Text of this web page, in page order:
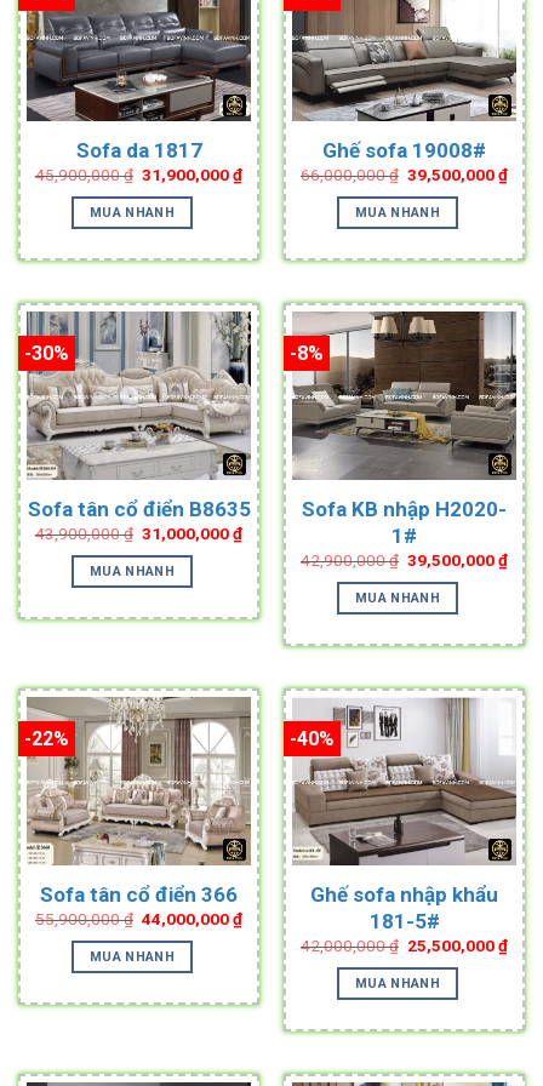
Sofa da 1817
45,900,000₫ Original
price
was:
45,900,000 ₫.
31,900,000₫Current
price
is:
31,900,000 ₫.
MUA NHANH
Ghế sofa 19008#
66,000,000₫ Original
price
was:
66,000,000 ₫.
39,500,000₫
price
is:
MUA NHANH
-30%
Sofa tân cổ điển B8635
43,900,000₫ Original
price
was:
43,900,000 ₫.
31,000,000₫Current
price
is:
31,000,000 ₫.
MUA NHANH
-8%
Sofa KB nhập H2020-
1#
42,900,000₫ Original
price
was:
42,900,000 ₫.
39,500,000₫
price
is:
MUA NHANH
-22%
Sofa tân cổ điển 366
55,900,000₫ Original
price
was:
55,900,000 ₫.
44,000,000₫Current
price
is:
44,000,000 ₫.
MUA NHANH
-40%
Ghế sofa nhập khẩu
181-5#
42,000,000₫ Original
price
was:
42,000,000 ₫.
25,500,000₫
price
is:
MUA NHANH